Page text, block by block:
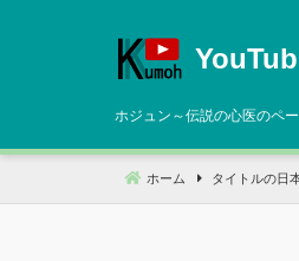
へ
動
ホジュン～伝説の心医のペー
ホーム タイトルの日